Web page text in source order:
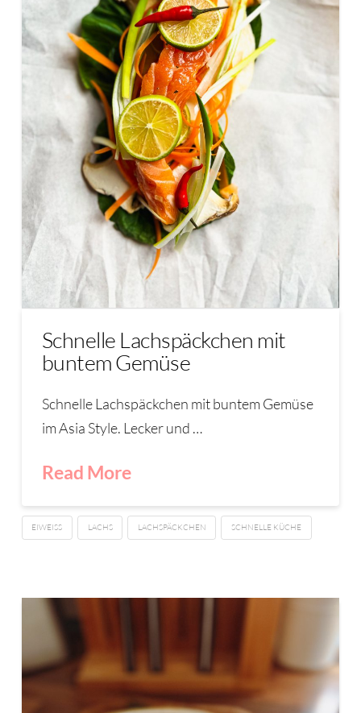
Schnelle Lachspäckchen mit
buntem Gemüse
Schnelle Lachspäckchen mit buntem Gemüse
im Asia Style. Lecker und …
Read More
EIWEISS LACHS LACHSPÄCKCHEN SCHNELLE KÜCHE